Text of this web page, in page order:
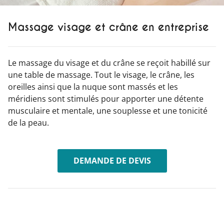
Massage visage et crâne en entreprise
Le massage du visage et du crâne se reçoit habillé sur
une table de massage. Tout le visage, le crâne, les
oreilles ainsi que la nuque sont massés et les
méridiens sont stimulés pour apporter une détente
musculaire et mentale, une souplesse et une tonicité
de la peau.
DEMANDE DE DEVIS